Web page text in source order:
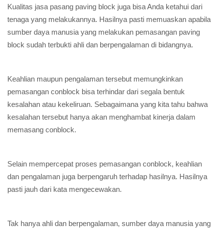
Kualitas jasa pasang paving block juga bisa Anda ketahui dari
tenaga yang melakukannya. Hasilnya pasti memuaskan apabila
sumber daya manusia yang melakukan pemasangan paving
block sudah terbukti ahli dan berpengalaman di bidangnya.
Keahlian maupun pengalaman tersebut memungkinkan
pemasangan conblock bisa terhindar dari segala bentuk
kesalahan atau kekeliruan. Sebagaimana yang kita tahu bahwa
kesalahan tersebut hanya akan menghambat kinerja dalam
memasang conblock.
Selain mempercepat proses pemasangan conblock, keahlian
dan pengalaman juga berpengaruh terhadap hasilnya. Hasilnya
pasti jauh dari kata mengecewakan.
Tak hanya ahli dan berpengalaman, sumber daya manusia yang